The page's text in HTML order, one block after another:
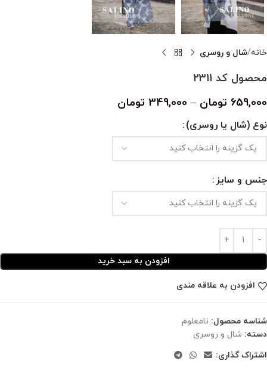
خانه شال و روسری
محصول کد 2311
659,000 تومان –
349,000 تومان
نوع (شال یا روسری)
جنس و سایز
افزودن به سبد خرید
افزودن به علاقه مندی
شناسه محصول: نامعلوم
دسته: شال و روسری
اشتراک گذاری: